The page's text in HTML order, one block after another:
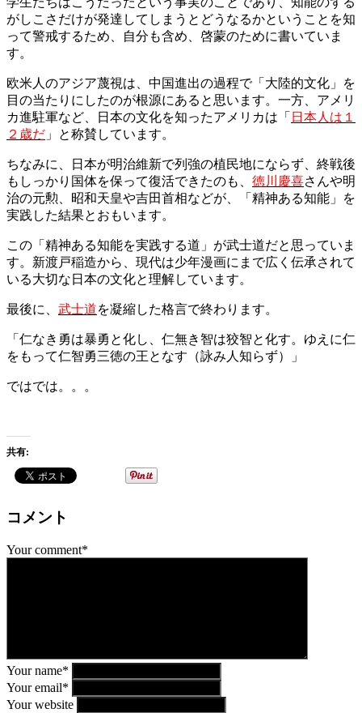
がしこさだけが発達してしまうとどうなるかということを知
って警戒するため、自分も含め、啓蒙のために書いていま
す。
欧米人のアジア蔑視は、中国進出の過程で「大陸的文化」を
目の当たりにしたのが根源にあると思います。一方、アメリ
カ進駐軍など、日本の文化を知ったアメリカは「 日本人は１
２歳だ 」と称賛しています。
ちなみに、日本が明治維新で列強の植民地にならず、終戦後
もしっかり国体を保って復活できたのも、 徳川慶喜さんや明
治の元勲、昭和天皇や吉田首相などが、「精神ある知能」を
実践した結果とおもいます。
この「精神ある知能を実践する道」が武士道だと思っていま
す。新渡戸稲造から、現代は少年漫画にまで広く伝承されて
いる大切な日本の文化と理解しています。
最後に、 武士道を凝縮した格言で終わります。
「仁なき勇は暴勇と化し、仁無き智は狡智と化す。ゆえに仁
をもって仁智勇三徳の王となす（詠み人知らず）」
ではでは。。。
共有:
コメント
Your comment*
Your name*
Your email*
Your website